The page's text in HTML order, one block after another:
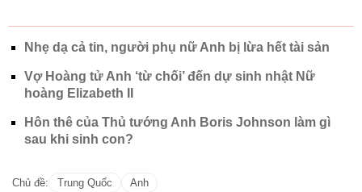
Nhẹ dạ cả tin, người phụ nữ Anh bị lừa hết tài sản
Vợ Hoàng tử Anh ‘từ chối’ đến dự sinh nhật Nữ
hoàng Elizabeth II
Hôn thê của Thủ tướng Anh Boris Johnson làm gì
sau khi sinh con?
Chủ đề: Trung Quốc Anh